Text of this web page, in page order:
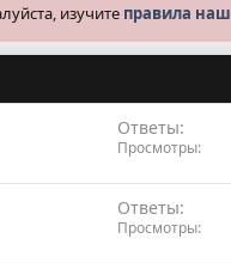
изучите правила
Ответы
Просмотры
Ответы
Просмотры